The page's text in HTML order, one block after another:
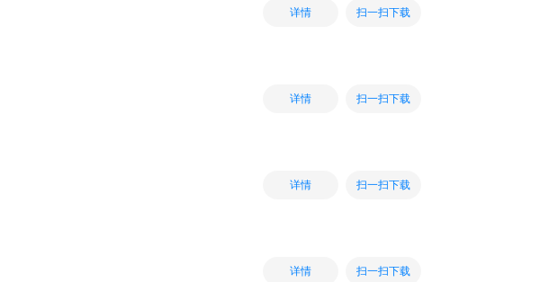
详情 扫一扫下载
详情 扫一扫下载
详情 扫一扫下载
详情 扫一扫下载